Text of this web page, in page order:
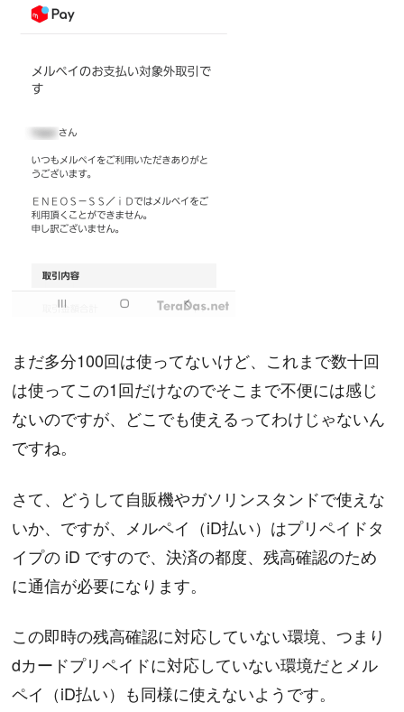
まだ多分100回は使ってないけど、これまで数十回
は使ってこの1回だけなのでそこまで不便には感じ
ないのですが、どこでも使えるってわけじゃないん
ですね。
さて、どうして自販機やガソリンスタンドで使えな
いか、ですが、メルペイ（iD払い）はプリペイドタ
イプの iD ですので、決済の都度、残高確認のため
に通信が必要になります。
この即時の残高確認に対応していない環境、つまり
dカードプリペイドに対応していない環境だとメル
ペイ（iD払い）も同様に使えないようです。